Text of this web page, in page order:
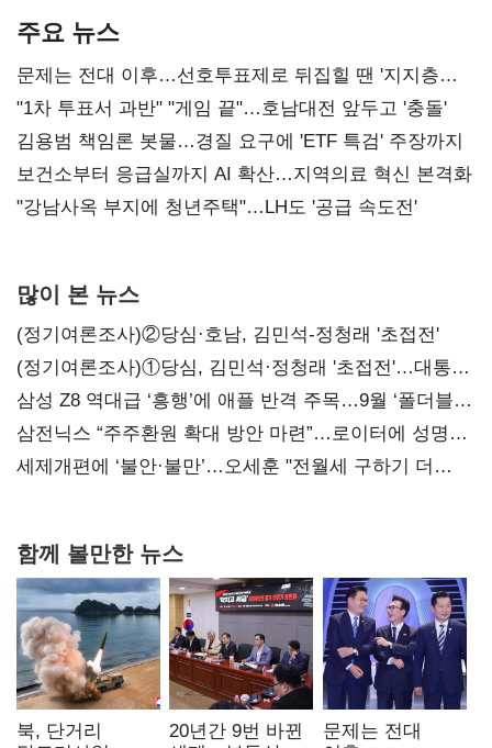
주요 뉴스
문제는 전대 이후…선호투표제로 뒤집힐 땐 '지지층
불복'
"1차 투표서 과반" "게임 끝"…호남대전 앞두고 '충돌'
김용범 책임론 봇물…경질 요구에 'ETF 특검' 주장까지
보건소부터 응급실까지 AI 확산…지역의료 혁신 본격화
"강남사옥 부지에 청년주택"…LH도 '공급 속도전'
많이 본 뉴스
(정기여론조사)②당심·호남, 김민석-정청래 '초접전'
(정기여론조사)①당심, 김민석·정청래 '초접전'…대통령
지지도 '50% 아래로'(종합)
삼성 Z8 역대급 ‘흥행’에 애플 반격 주목…9월 ‘폴더블
대전’
삼전닉스 “주주환원 확대 방안 마련”…로이터에 성명
보내
세제개편에 ‘불안·불만’…오세훈 "전월세 구하기 더
함께 볼만한 뉴스
북, 단거리
20년간 9번 바뀐
문제는 전대